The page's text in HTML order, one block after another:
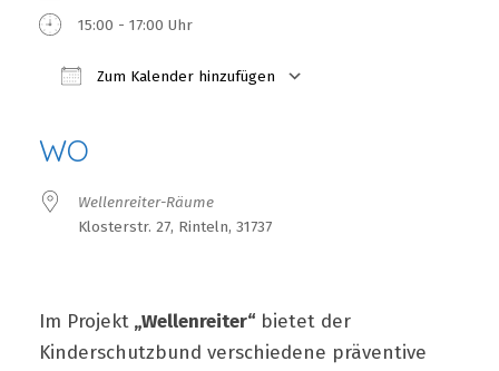
15:00 - 17:00 Uhr
Zum Kalender hinzufügen
WO
Wellenreiter-Räume
Klosterstr. 27, Rinteln, 31737
Im Projekt „Wellenreiter“ bietet der
Kinderschutzbund verschiedene präventive